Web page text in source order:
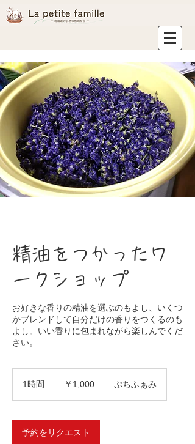
精油をつかったワ
ークショップ
お好きな香りの精油を選ぶのもよし、いくつ
かブレンドして自分だけの香りをつくるのも
よし。いい香りに包まれながら楽しんでくだ
さい。
1時間 ￥1,000 ぷちふぁみ
予約をリクエスト